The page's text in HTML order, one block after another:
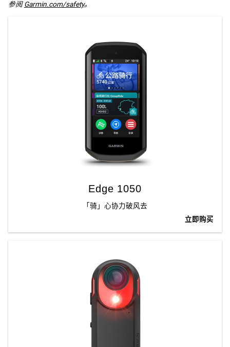
参阅 Garmin.com/safety。
Edge 1050
「骑」心协力破风去
立即购买